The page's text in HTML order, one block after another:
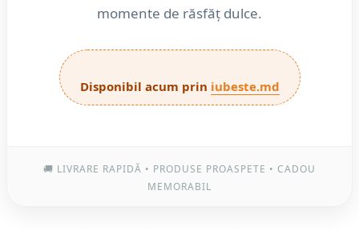
momente de răsfăț dulce.
Disponibil acum prin iubeste.md
🚚 LIVRARE RAPIDĂ • PRODUSE PROASPETE • CADOU
MEMORABIL